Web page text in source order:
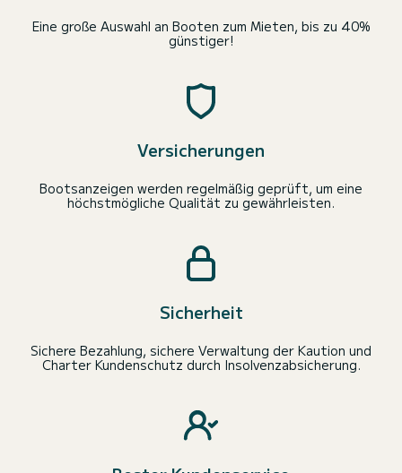
Eine große Auswahl an Booten zum Mieten, bis zu 40%
günstiger!
Versicherungen
Bootsanzeigen werden regelmäßig geprüft, um eine
höchstmögliche Qualität zu gewährleisten.
Sicherheit
Sichere Bezahlung, sichere Verwaltung der Kaution und
Charter Kundenschutz durch Insolvenzabsicherung.